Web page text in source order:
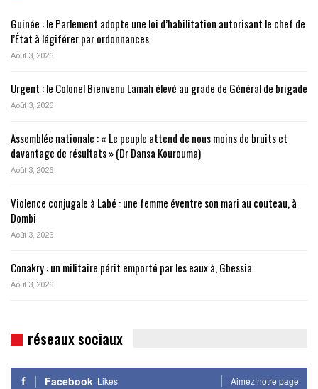
Guinée : le Parlement adopte une loi d’habilitation autorisant le chef de
l’État à légiférer par ordonnances
Août 3, 2026
Urgent : le Colonel Bienvenu Lamah élevé au grade de Général de brigade
Août 3, 2026
Assemblée nationale : « Le peuple attend de nous moins de bruits et
davantage de résultats » (Dr Dansa Kourouma)
Août 3, 2026
Violence conjugale à Labé : une femme éventre son mari au couteau, à
Dombi
Août 3, 2026
Conakry : un militaire périt emporté par les eaux à, Gbessia
Août 3, 2026
réseaux sociaux
Facebook Likes Aimez notre page